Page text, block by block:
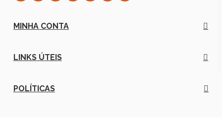
MINHA CONTA
LINKS ÚTEIS
POLÍTICAS